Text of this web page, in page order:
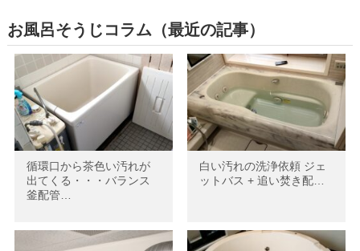
お風呂そうじコラム（最近の記事）
循環口から茶色い汚れが
出てくる・・・バランス
釜配管…
白い汚れの洗浄依頼 ジェ
ットバス + 追い焚き配…